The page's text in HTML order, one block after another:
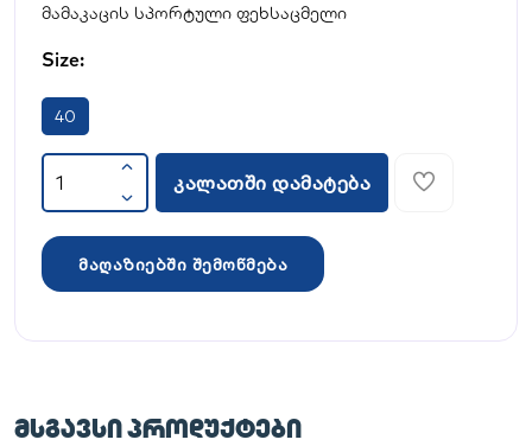
მამაკაცის სპორტული ფეხსაცმელი
Size:
40
კალათში დამატება
მაღაზიებში შემოწმება
ᲛᲡᲒᲐᲕᲡᲘ ᲞᲠᲝᲓᲣᲥᲢᲔᲑᲘ